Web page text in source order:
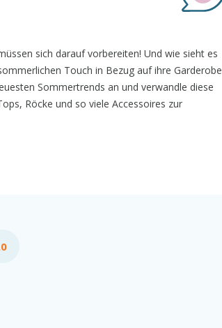
sich darauf vorbereiten! Und wie sieht es
Touch in Bezug auf ihre Garderobe
Sommertrends an und verwandle diese
Röcke und so viele Accessoires zur